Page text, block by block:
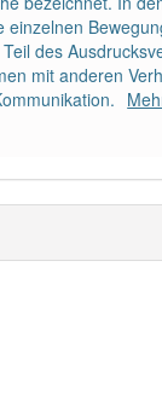
einzelnen
des
mit anderen